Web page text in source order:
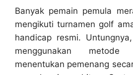
Banyak pemain pemula
mengikuti turnamen golf
handicap resmi.
menggunakan
menentukan pemenang